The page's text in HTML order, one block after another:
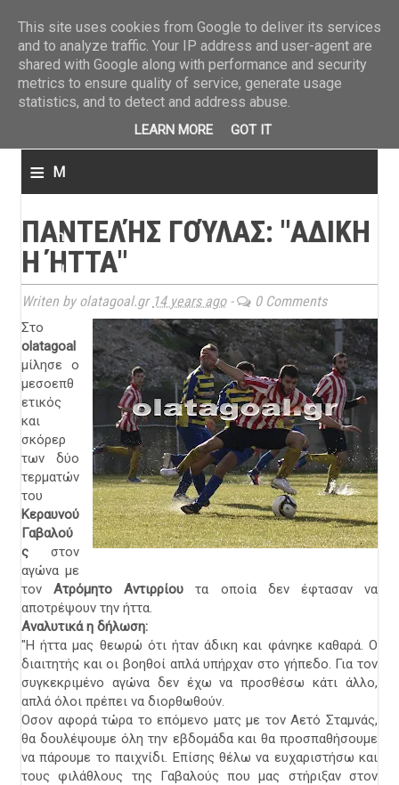
≡ M
n
u
ΠΑΝΤΕΛΉΣ ΓΟΎΛΑΣ: "ΑΔΙΚΗ
Η ΉΤΤΑ"
Writen by olatagoal.gr 14 years ago- 0 Comments
Στο
olatagoal
μίλησε ο
μεσοεπθ
ετικός
και
σκόρερ
των δύο
τερματών
του
Κεραυνού
Γαβαλού
ς στον
αγώνα με
τονΑτρόμητο Αντιρρίου τα οποία δεν έφτασαν να
αποτρέψουν την ήττα.
Αναλυτικά η δήλωση:
"Η ήττα μας θεωρώ ότι ήταν άδικη και φάνηκε καθαρά. Ο
διαιτητής και οι βοηθοί απλά υπήρχαν στο γήπεδο. Για τον
συγκεκριμένο αγώνα δεν έχω να προσθέσω κάτι άλλο,
απλά όλοι πρέπει να διορθωθούν.
Οσον αφορά τώρα το επόμενο ματς με τον Αετό Σταμνάς,
θα δουλέψουμε όλη την εβδομάδα και θα προσπαθήσουμε
να πάρουμε το παιχνίδι. Επίσης θέλω να ευχαριστήσω και
τους φιλάθλους της Γαβαλούς που μας στήριξαν στον
This site uses cookies from Google to deliver its services
and to analyze traffic. Your IP address and user-agent are
shared with Google along with performance and security
metrics to ensure quality of service, generate usage
statistics, and to detect and address abuse.
LEARN MORE GOT IT